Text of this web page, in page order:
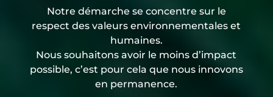
Notre démarche se concentre sur le
respect des valeurs environnementales et
humaines.
Nous souhaitons avoir le moins d’impact
possible, c’est pour cela que nous innovons
en permanence.